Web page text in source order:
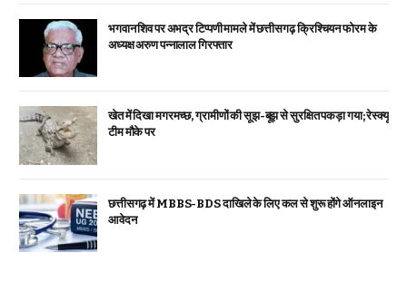
भगवान शिव पर अभद्र टिप्पणी मामले में छत्तीसगढ़ क्रिश्चियन फोरम के
अध्यक्ष अरुण पन्नालाल गिरफ्तार
खेत में दिखा मगरमच्छ, ग्रामीणों की सूझ-बूझ से सुरक्षित पकड़ा गया; रेस्क्यू
टीम मौके पर
छत्तीसगढ़ में MBBS-BDS दाखिले के लिए कल से शुरू होंगे ऑनलाइन
आवेदन